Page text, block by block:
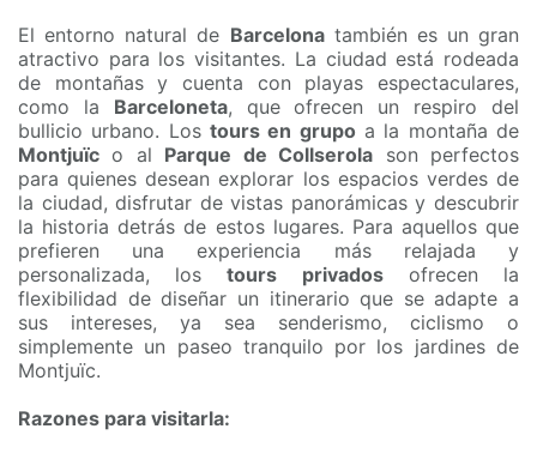
El entorno natural de Barcelonatambién es un gran
atractivo para los visitantes. La ciudad está rodeada
de montañas y cuenta con playas espectaculares,
como la Barceloneta, que ofrecen un respiro del
bullicio urbano. Los tours en grupo a la montaña de
Montjuïc o al Parque de Collserola son perfectos
para quienes desean explorar los espacios verdes de
la ciudad, disfrutar de vistas panorámicas y descubrir
la historia detrás de estos lugares. Para aquellos que
prefieren una experiencia más relajada y
personalizada, lostours privadosofrecen la
flexibilidad de diseñar un itinerario que se adapte a
sus intereses, ya sea senderismo, ciclismo o
simplemente un paseo tranquilo por los jardines de
Montjuïc.
Razones para visitarla: